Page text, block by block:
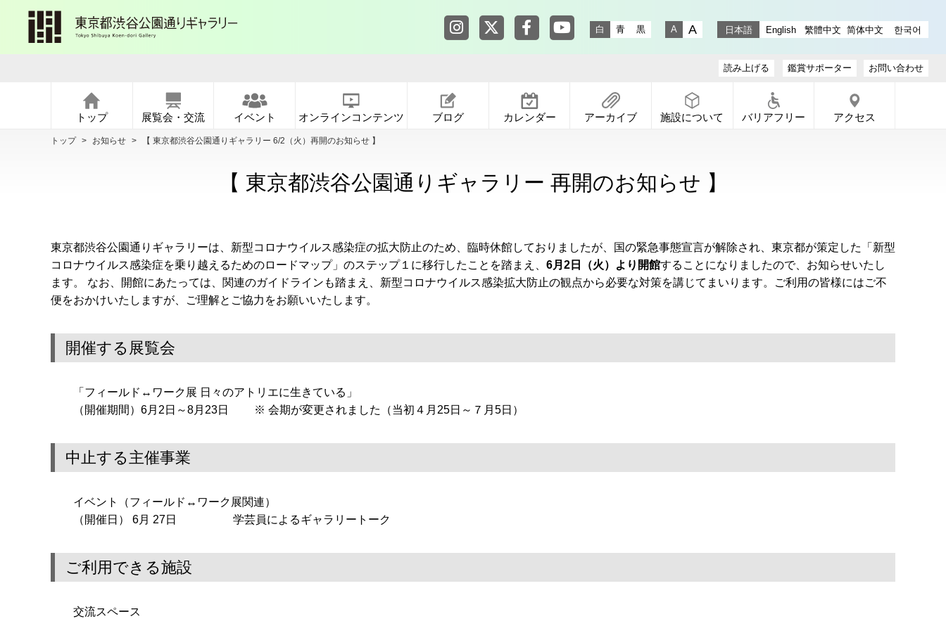
東京都渋谷公園通りギャラリー instagram
東京都渋谷公園通りギャラリー X
東京都渋谷公園通りギャラリー Facebook
東京都渋谷公園通りギャラリー YouTube
白 青
黒
日本語 English 繁體中文 简体中文 한국어
鑑賞サポーター お問い合わせ
トップ 展覧会・交流 イベント オンラインコンテンツ ブログ カレンダー アーカイブ 施設について バリアフリー アクセス
読み上げる
トップ > お知らせ > 【 東京都渋谷公園通りギャラリー 6/2（火）再開のお知らせ 】
【 東京都渋谷公園通りギャラリー 再開のお知らせ 】
東京都渋谷公園通りギャラリーは、新型コロナウイルス感染症の拡大防止のため、臨時休館しておりましたが、国の緊急事態宣言が解除され、東京都が策定した「新型
コロナウイルス感染症を乗り越えるためのロードマップ」のステップ１に移行したことを踏まえ、 6月2日（火）より開館することになりましたので、お知らせいたし
ます。 なお、開館にあたっては、関連のガイドラインも踏まえ、新型コロナウイルス感染拡大防止の観点から必要な対策を講じてまいります。ご利用の皆様にはご不
便をおかけいたしますが、ご理解とご協力をお願いいたします。
開催する展覧会
「フィールド↔ワーク展 日々のアトリエに生きている」
（開催期間）6月2日～8月23日 ※ 会期が変更されました（当初４月25日～７月5日）
中止する主催事業
イベント（フィールド↔ワーク展関連）
（開催日） 6月 27日 学芸員によるギャラリートーク
ご利用できる施設
交流スペース